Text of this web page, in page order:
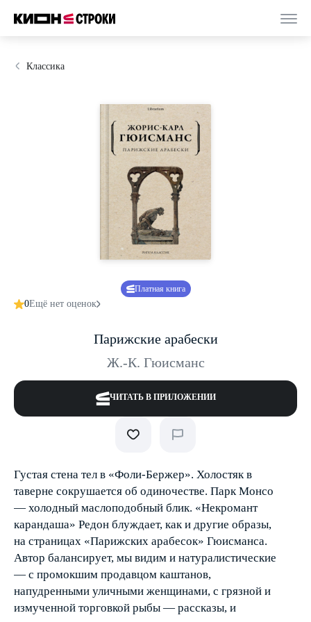
Классика
Платная книга
0Ещё нет оценок
Парижские арабески
Ж.-К. Гюисманс
ЧИТАТЬ В ПРИЛОЖЕНИИ
Густая стена тел в «Фоли-Бержер». Холостяк в
таверне сокрушается об одиночестве. Парк Монсо
— холодный маслоподобный блик. «Некромант
карандаша» Редон блуждает, как и другие образы,
на страницах «Парижских арабесок» Гюисманса.
Автор балансирует, мы видим и натуралистические
— с промокшим продавцом каштанов,
напудренными уличными женщинами, с грязной и
измученной торговкой рыбы — рассказы, и